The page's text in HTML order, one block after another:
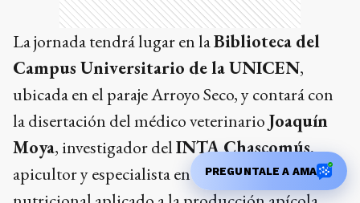
La jornada tendrá lugar en laBiblioteca del
Campus Universitario de la UNICEN,
ubicada en el paraje Arroyo Seco, y contará con
la disertación del médico veterinario Joaquín
Moya, investigador delINTA Chascomús,
apicultor y especialista en manejo sanitario y
PREGUNTALE A AMA